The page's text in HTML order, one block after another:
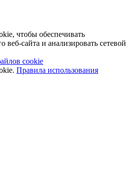
чтобы обеспечивать
веб-сайта и анализировать сетевой
cookie
Правила использования